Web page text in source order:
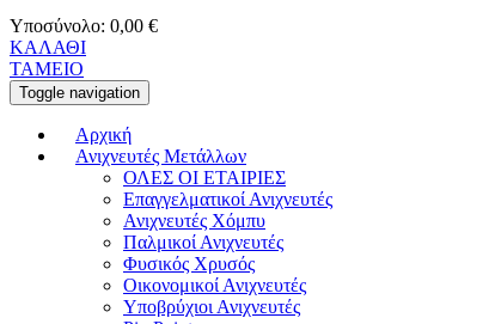
Υποσύνολο: 0,00 €
ΚΑΛΑΘΙ
ΤΑΜΕΙΟ
Toggle navigation
Αρχική
Ανιχνευτές Μετάλλων
ΟΛΕΣ ΟΙ ΕΤΑΙΡΙΕΣ
Επαγγελματικοί Ανιχνευτές
Ανιχνευτές Χόμπυ
Παλμικοί Ανιχνευτές
Φυσικός Χρυσός
Οικονομικοί Ανιχνευτές
Υποβρύχιοι Ανιχνευτές